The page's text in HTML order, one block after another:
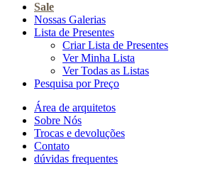
Sale
Nossas Galerias
Lista de Presentes
Criar Lista de Presentes
Ver Minha Lista
Ver Todas as Listas
Pesquisa por Preço
Área de arquitetos
Sobre Nós
Trocas e devoluções
Contato
dúvidas frequentes